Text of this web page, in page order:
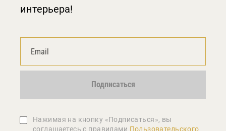
интерьера!
Подписаться
Нажимая на кнопку «Подписаться», вы
соглашаетеcь с правилами Пользовательского